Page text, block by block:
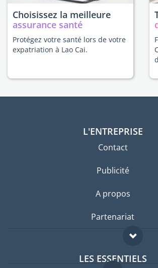
Choisissez la meilleure
assurance santé
Protégez votre santé lors de votre
expatriation à Lao Cai.
L'ENTREPRISE
Contact
Publicité
A propos
Partenariat
LES ESSENTIELS